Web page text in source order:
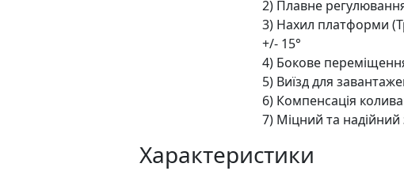
2) Плавне
3) Нахил платформи
+/- 15°
4) Бокове
5) Виїзд для
6) Компенсація
7) Міцний та
Характеристики